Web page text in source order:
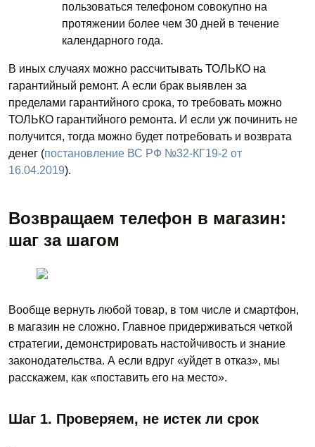
пользоваться телефоном совокупно на
протяжении более чем 30 дней в течение
календарного года.
В иных случаях можно рассчитывать ТОЛЬКО на
гарантийный ремонт. А если брак выявлен за
пределами гарантийного срока, то требовать можно
ТОЛЬКО гарантийного ремонта. И если уж починить не
получится, тогда можно будет потребовать и возврата
денег (постановление ВС РФ №32-КГ19-2 от
16.04.2019).
Возвращаем телефон в магазин:
шаг за шагом
Вообще вернуть любой товар, в том числе и смартфон,
в магазин не сложно. Главное придерживаться четкой
стратегии, демонстрировать настойчивость и знание
законодательства. А если вдруг «уйдет в отказ», мы
расскажем, как «поставить его на место».
Шаг 1. Проверяем, не истек ли срок